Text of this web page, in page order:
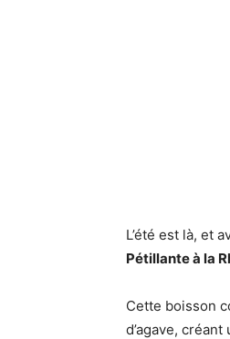
L’été est là, et
Pétillante à la
Cette boisson
d’agave,